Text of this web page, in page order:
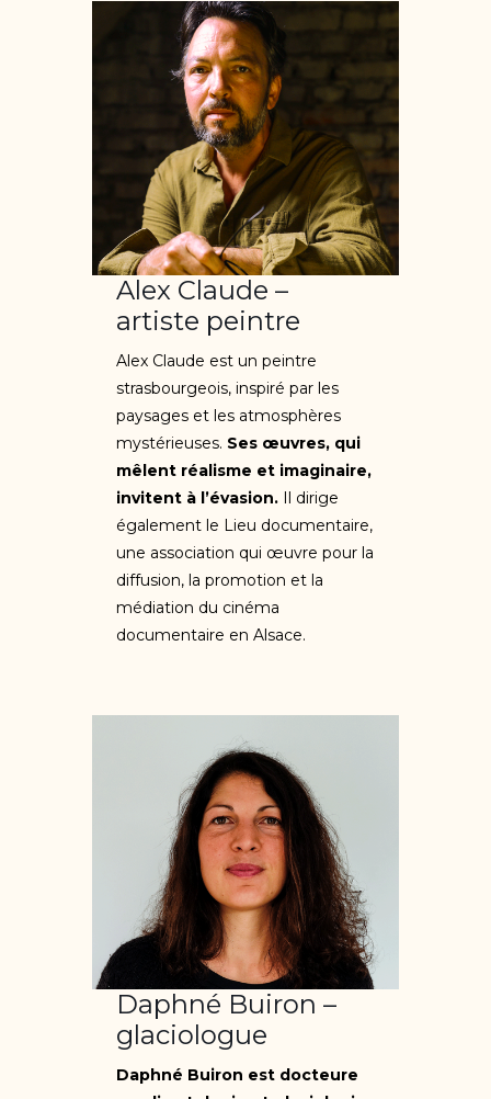
Alex Claude –
artiste peintre
Alex Claude est un peintre
strasbourgeois, inspiré par les
paysages et les atmosphères
mystérieuses. Ses œuvres, qui
mêlent réalisme et imaginaire,
invitent à l’évasion. Il dirige
également le Lieu documentaire,
une association qui œuvre pour la
diffusion, la promotion et la
médiation du cinéma
documentaire en Alsace.
Daphné Buiron –
glaciologue
Daphné Buiron est docteure